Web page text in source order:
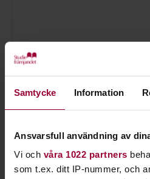
Samtycke Information
Ansvarsfull användning av
Vi och våra 1022 partners
som t.ex. ditt IP-nummer, och
Folkbildningsutvecklare Djur
Skicka e-post
072-370 81 67